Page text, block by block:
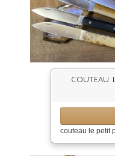
couteau
couteau le petit